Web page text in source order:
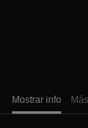
Mostrar info